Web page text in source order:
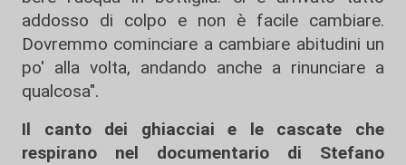
addosso di colpo e non è facile cambiare.
Dovremmo cominciare a cambiare abitudini un
po' alla volta, andando anche a rinunciare a
qualcosa".
Il canto dei ghiacciai e le cascate che
respirano nel documentario di Stefano